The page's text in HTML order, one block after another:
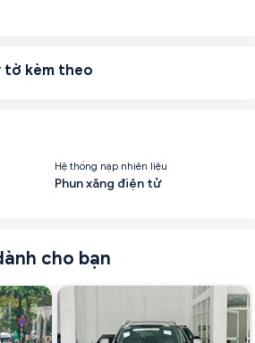
tờ kèm theo
Hệ thống nạp nhiên liệu
Phun xăng điện tử
cho bạn